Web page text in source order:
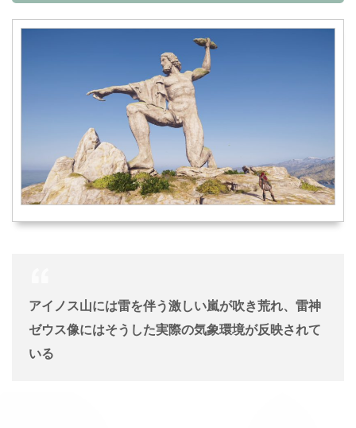
アイノス山には雷を伴う激しい嵐が吹き荒れ、雷神
ゼウス像にはそうした実際の気象環境が反映されて
いる